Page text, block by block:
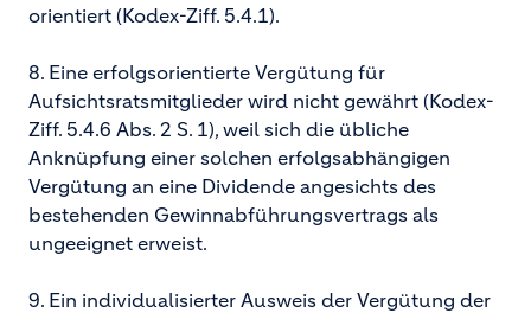
orientiert (Kodex-Ziff. 5.4.1).
8. Eine erfolgsorientierte Vergütung für
Aufsichtsratsmitglieder wird nicht gewährt (Kodex-
Ziff. 5.4.6 Abs. 2 S. 1), weil sich die übliche
Anknüpfung einer solchen erfolgsabhängigen
Vergütung an eine Dividende angesichts des
bestehenden Gewinnabführungsvertrags als
ungeeignet erweist.
9. Ein individualisierter Ausweis der Vergütung der